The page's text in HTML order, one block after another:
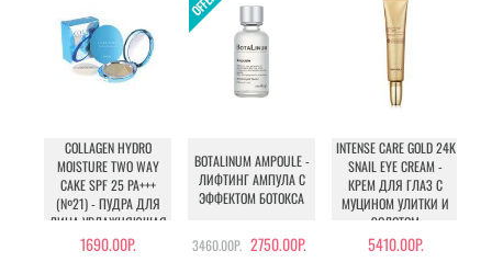
COLLAGEN HYDRO
MOISTURE TWO WAY
CAKE SPF 25 PA+++
(№21) - ПУДРА ДЛЯ
ЛИЦА УВЛАЖНЯЮЩАЯ
С КОЛЛАГЕНОМ (№21)
1690.00Р.
BOTALINUM AMPOULE -
ЛИФТИНГ АМПУЛА С
ЭФФЕКТОМ БОТОКСА
3460.00Р. 2750.00Р.
INTENSE CARE GOLD 24K
SNAIL EYE CREAM -
КРЕМ ДЛЯ ГЛАЗ С
МУЦИНОМ УЛИТКИ И
ЗОЛОТОМ
5410.00Р.